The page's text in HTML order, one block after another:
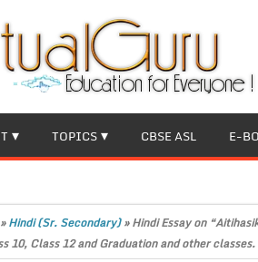
TOPICS CBSE ASL E-
Hindi (Sr. Secondary)»Hindi Essay on
10, Class 12 and Graduation and other classes.